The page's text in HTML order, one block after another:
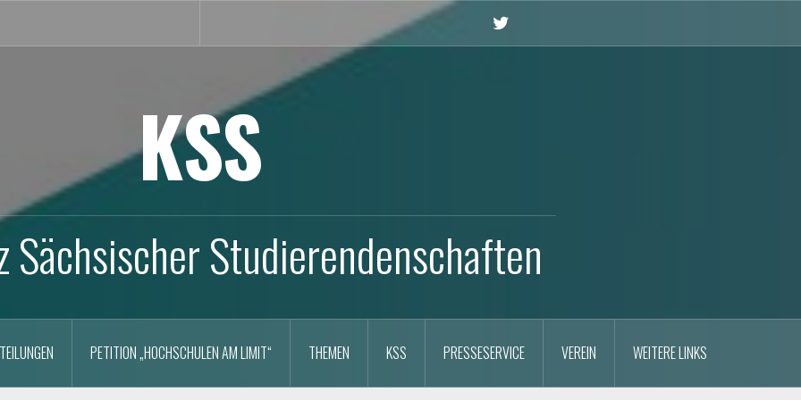
KSS
Sächsischer Studierendenschaften
PETITION „HOCHSCHULEN AM LIMIT“ THEMEN KSS PRESSESERVICE VEREIN WEITERE LINKS